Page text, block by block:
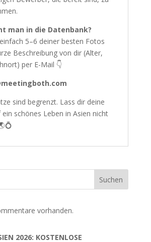
man in die Datenbank?
5–6 deiner besten Fotos
Beschreibung von dir (Alter,
per E-Mail 👇
sind begrenzt. Lass dir deine
ein schönes Leben in Asien nicht
Suchen
vorhanden.
2026: KOSTENLOSE